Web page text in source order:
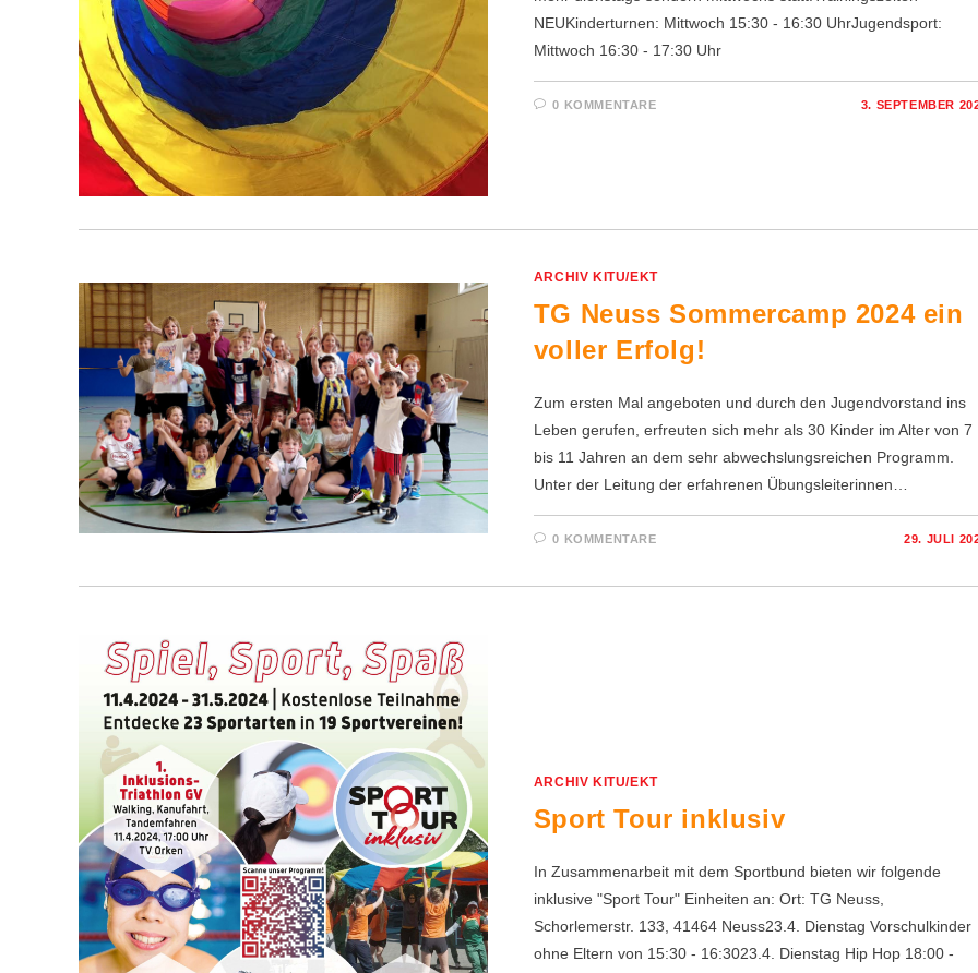
NEUKinderturnen: Mittwoch 15:30 - 16:30 UhrJugendsport:
Mittwoch 16:30 - 17:30 Uhr
0 KOMMENTARE 3. SEPTEMBER
ARCHIV KITU/EKT
TG Neuss Sommercamp 2024 ein
voller Erfolg!
Zum ersten Mal angeboten und durch den Jugendvorstand ins
Leben gerufen, erfreuten sich mehr als 30 Kinder im Alter von 7
bis 11 Jahren an dem sehr abwechslungsreichen Programm.
Unter der Leitung der erfahrenen Übungsleiterinnen…
0 KOMMENTARE 29. JULI
ARCHIV KITU/EKT
Sport Tour inklusiv
In Zusammenarbeit mit dem Sportbund bieten wir folgende
inklusive "Sport Tour" Einheiten an: Ort: TG Neuss,
Schorlemerstr. 133, 41464 Neuss23.4. Dienstag Vorschulkinder
ohne Eltern von 15:30 - 16:3023.4. Dienstag Hip Hop 18:00 -